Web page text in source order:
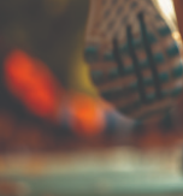
Feliz
tod@s